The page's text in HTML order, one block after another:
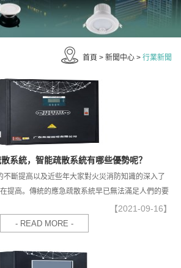
首頁 > 新聞中心 > 行業新聞
系統，智能疏散系統有哪些優勢呢？
不斷提高以及近些年大家對火災消防知識的深入了
提高。傳統的應急疏散系統早已無法滿足人們的要
和智能指示系統作為集中電源控制系統，在目前很
普遍了而且發揮了非常重要的疏散指引作用。
【2021-09-16】
- READ MORE -